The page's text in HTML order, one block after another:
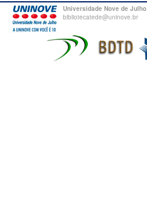
Universidade Nove de Julho
bibliotecatede@uninove.br